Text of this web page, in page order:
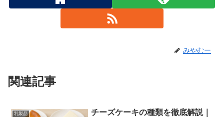
みやむー
関連記事
乳製品
チーズケーキの種類を徹底解説｜